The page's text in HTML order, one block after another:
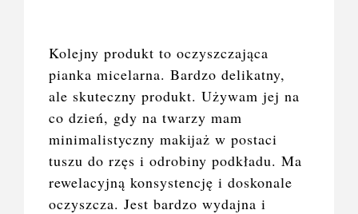
Kolejny produkt to oczyszczająca
pianka micelarna. Bardzo delikatny,
ale skuteczny produkt. Używam jej na
co dzień, gdy na twarzy mam
minimalistyczny makijaż w postaci
tuszu do rzęs i odrobiny podkładu. Ma
rewelacyjną konsystencję i doskonale
oczyszcza. Jest bardzo wydajna i